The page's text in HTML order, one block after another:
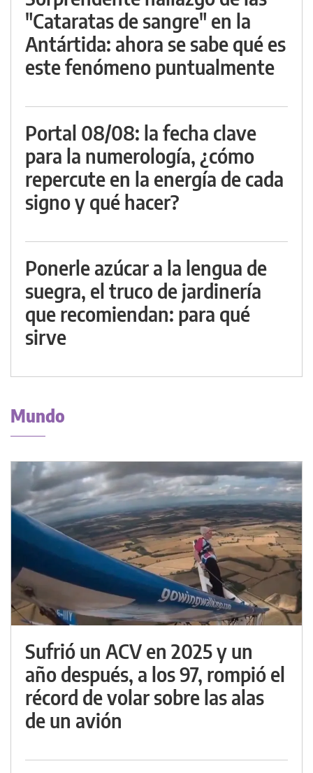
"Cataratas de sangre" en la
Antártida: ahora se sabe qué es
este fenómeno puntualmente
Portal 08/08: la fecha clave
para la numerología, ¿cómo
repercute en la energía de cada
signo y qué hacer?
Ponerle azúcar a la lengua de
suegra, el truco de jardinería
que recomiendan: para qué
sirve
Mundo
Sufrió un ACV en 2025 y un
año después, a los 97, rompió el
récord de volar sobre las alas
de un avión